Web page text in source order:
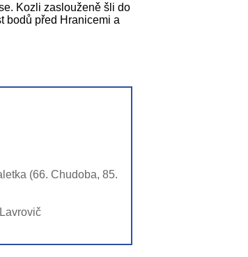
Kozli zaslouženě šli do
bodů před Hranicemi a
(66. Chudoba, 85.